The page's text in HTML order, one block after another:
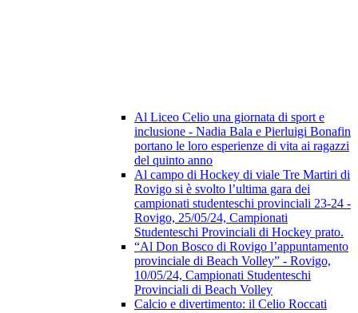
Al Liceo Celio una giornata di sport e
inclusione - Nadia Bala e Pierluigi Bonafin
portano le loro esperienze di vita ai ragazzi
del quinto anno
Al campo di Hockey di viale Tre Martiri di
Rovigo si è svolto l’ultima gara dei
campionati studenteschi provinciali 23-24 -
Rovigo, 25/05/24, Campionati
Studenteschi Provinciali di Hockey prato.
“Al Don Bosco di Rovigo l’appuntamento
provinciale di Beach Volley” - Rovigo,
10/05/24, Campionati Studenteschi
Provinciali di Beach Volley
Calcio e divertimento: il Celio Roccati